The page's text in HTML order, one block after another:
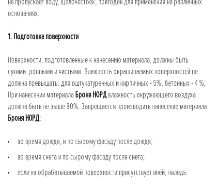
основаниях.
1. Подготовка поверхности
Поверхности, подготовленные к нанесению материала, должны быть
сухими, ровными и чистыми. Влажность окрашиваемых поверхностей не
должна превышать: для оштукатуренных и кирпичных - 5%, бетонных - 4 %;
При нанесении материалаБроня НОРДвлажность окружающего воздуха
должна быть не выше 80%; Запрещается производить нанесение материала
Броня НОРД:
во время дождя, и по сырому фасаду после дождя;
во время снега и по сырому фасаду после снега;
если на обрабатываемой поверхности присутствует иней, наледь.